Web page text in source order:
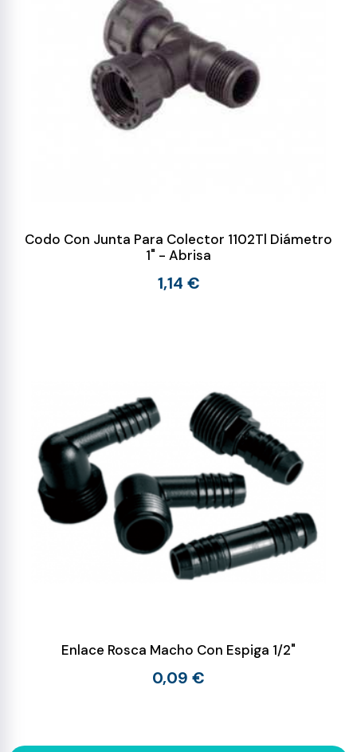
Codo Con Junta Para Colector 1102Tl Diámetro
1" - Abrisa
1,14 €
Enlace Rosca Macho Con Espiga 1/2"
0,09 €